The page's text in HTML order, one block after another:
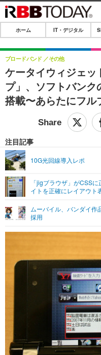
ホーム
IT・デジタル
IT・デジタルTOP
ネタ
ショッピング
SPEED TEST
エンタメ
エンタメTOP
音楽
グラビア
ペット
その他
リリース一覧
プッシュ通知の停止方法
ホーム IT・デジタル
ケータイウィジェ
プ」、ソフトバン
搭載〜あらたにフ
ブロードバンド その他
注目記事
10G光回線導入レポ
「jigブラウザ」がCSS
イトを正確にレイアウト
ムーバイル、バンダイ作
採用